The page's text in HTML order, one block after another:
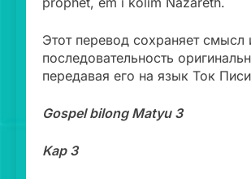
Этот перевод сохраняет смысл
последовательность
передавая его на язык Ток
Gospel bilong Matyu 3
Kap 3